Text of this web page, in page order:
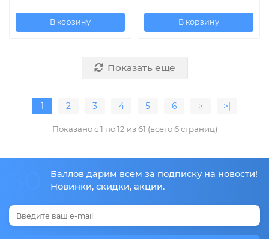
В корзину В корзину
Показать еще
1 2 3 4 5 6 > >|
Показано с 1 по 12 из 61 (всего 6 страниц)
Баллов дарим всем за подписку на новости!
Новинки, скидки, акции.